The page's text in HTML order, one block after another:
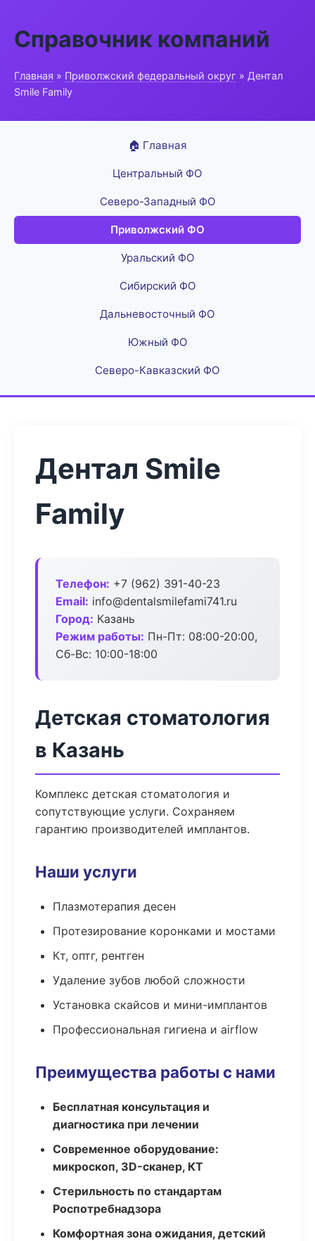
Справочник компаний
Главная » Приволжский федеральный округ » Дентал
Smile Family
🏠 Главная
Центральный ФО
Северо-Западный ФО
Приволжский ФО
Уральский ФО
Сибирский ФО
Дальневосточный ФО
Южный ФО
Северо-Кавказский ФО
Дентал Smile
Family
Телефон: +7 (962) 391-40-23
Email: info@dentalsmilefami741.ru
Город: Казань
Режим работы: Пн-Пт: 08:00-20:00,
Сб-Вс: 10:00-18:00
Детская стоматология
в Казань
Комплекс детская стоматология и
сопутствующие услуги. Сохраняем
гарантию производителей имплантов.
Наши услуги
Плазмотерапия десен
Протезирование коронками и мостами
Кт, оптг, рентген
Удаление зубов любой сложности
Установка скайсов и мини-имплантов
Профессиональная гигиена и airflow
Преимущества работы с нами
Бесплатная консультация и
диагностика при лечении
Современное оборудование:
микроскоп, 3D-сканер, КТ
Стерильность по стандартам
Роспотребнадзора
Комфортная зона ожидания, детский